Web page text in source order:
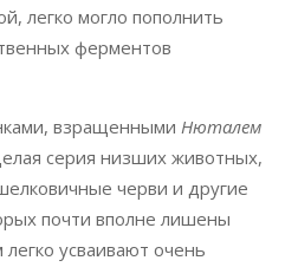
легко могло пополнить
ферментов
взращенными Нюталем
серия низших животных,
черви и другие
почти вполне лишены
усваивают очень